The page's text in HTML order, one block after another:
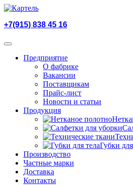
+7(915) 838 45 16
Предприятие
О фабрике
Вакансии
Поставщикам
Прайс-лист
Новости и статьи
Продукция
Губки
Производство
Частные марки
Доставка
Контакты